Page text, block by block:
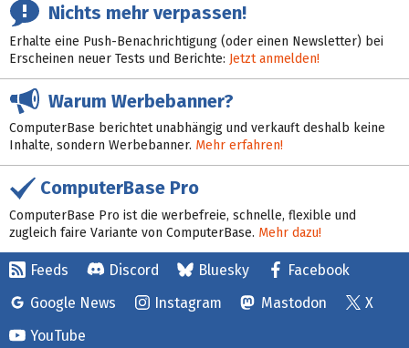
Nichts mehr verpassen!
Erhalte eine Push-Benachrichtigung (oder einen Newsletter) bei
Erscheinen neuer Tests und Berichte: Jetzt anmelden!
Warum Werbebanner?
ComputerBase berichtet unabhängig und verkauft deshalb keine
Inhalte, sondern Werbebanner. Mehr erfahren!
ComputerBase Pro
ComputerBase Pro ist die werbefreie, schnelle, flexible und
zugleich faire Variante von ComputerBase. Mehr dazu!
Feeds Discord Bluesky
Facebook
Google News
Instagram Mastodon
X
YouTube